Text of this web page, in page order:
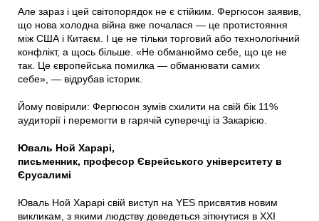
Але зараз і цей світопорядок не є стійким. Фергюсон заявив,
що нова холодна війна вже почалася — це протистояння
між США і Китаєм. І це не тільки торговий або технологічний
конфлікт, а щось більше. «Не обманюймо себе, що це не
так. Це європейська помилка — обманювати самих
себе», — відрубав історик.
Йому повірили: Фергюсон зумів схилити на свій бік 11%
аудиторії і перемогти в гарячій суперечці із Закарією.
Юваль Ной Харарі,
письменник, професор Єврейського університету в
Єрусалимі
Юваль Ной Харарі свій виступ на YES присвятив новим
викликам, з якими людству доведеться зіткнутися в ХХI